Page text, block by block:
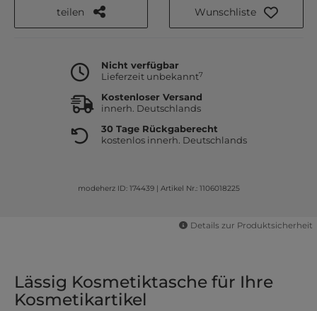
teilen Wunschliste
Nicht verfügbar
Lieferzeit unbekannt7
Kostenloser Versand
innerh. Deutschlands
30 Tage Rückgaberecht
kostenlos innerh. Deutschlands
modeherz ID: 174439| Artikel Nr.: 1106018225
Details zur Produktsicherheit
Lässig Kosmetiktasche für Ihre
Kosmetikartikel